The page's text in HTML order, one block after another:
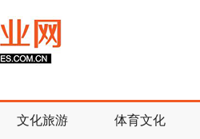
文化旅游 体育文化